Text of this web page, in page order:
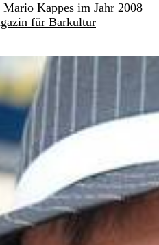
Kappes im Jahr 2008
für Barkultur